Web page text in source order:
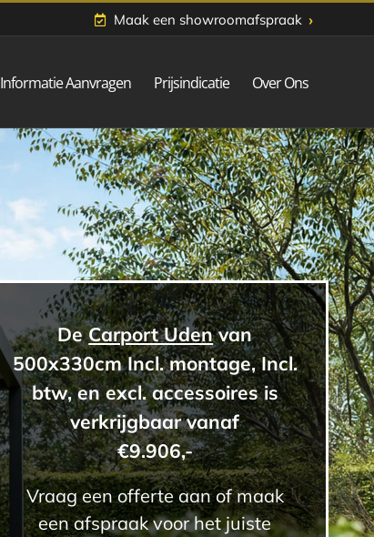
Maak een showroomafspraak ›
Informatie Aanvragen Prijsindicatie Over Ons
DeCarport Udenvan
500x330cm Incl. montage, Incl.
btw, en excl. accessoires is
verkrijgbaar vanaf
€9.906,-
Vraag een offerte aan of maak
een afspraak voor het juiste